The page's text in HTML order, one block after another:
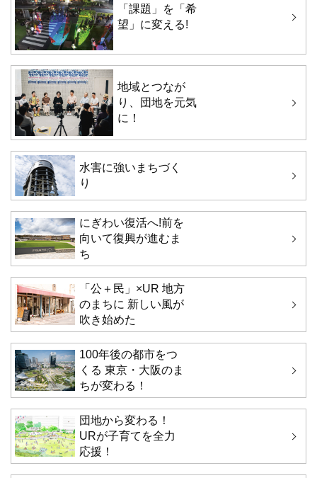
「課題」を「希
望」に変える!
地域とつなが
り、団地を元気
に！
水害に強いまちづく
り
にぎわい復活へ!前を
向いて復興が進むま
ち
「公＋民」×UR 地方
のまちに 新しい風が
吹き始めた
100年後の都市をつ
くる 東京・大阪のま
ちが変わる！
団地から変わる！
URが子育てを全力
応援！